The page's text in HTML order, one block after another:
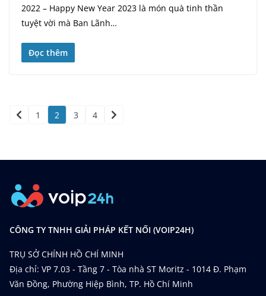
2022 – Happy New Year 2023 là món quà tinh thần
tuyệt vời mà Ban Lãnh…
Đọc thêm
1 2 3 4
CÔNG TY TNHH GIẢI PHÁP KẾT NỐI (VOIP24H)
TRỤ SỞ CHÍNH HỒ CHÍ MINH
Địa chỉ: VP 7.03 - Tầng 7 - Tòa nhà ST Moritz - 1014 Đ. Phạm
Văn Đồng, Phường Hiệp Bình, TP. Hồ Chí Minh